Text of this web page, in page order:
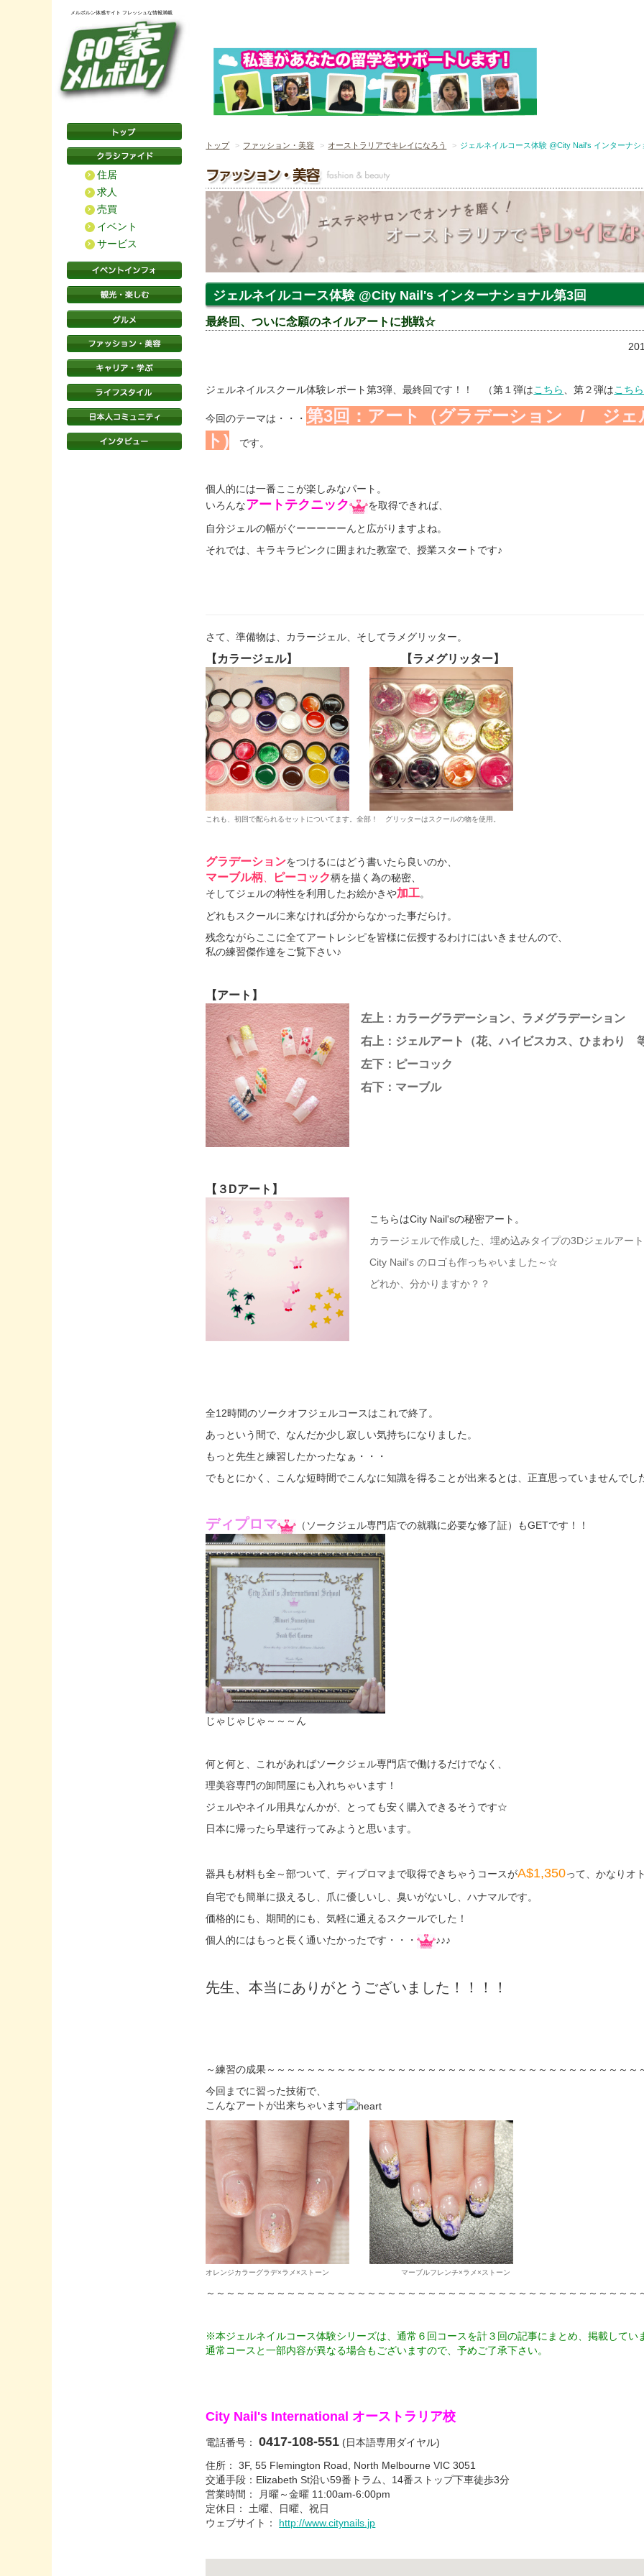
メルボルン体感サイト フレッシュな情報満載
住居
求人
売買
イベント
サービス
トップ ファッション・美容 オーストラリアでキレイになろう ジェルネイルコース体験 @City Nail's インターナシ
ジェルネイルコース体験 @City Nail's インターナショナル第3回
最終回、ついに念願のネイルアートに挑戦☆
ジェルネイルスクール体験レポート第3弾、最終回です！！ （第１弾はこちら、第２弾はこちら
今回のテーマは・・・ 第3回：アート（グラデーション / ジェ
ト) です。
個人的には一番ここが楽しみなパート。
いろんなアートテクニック
を取得できれば、
自分ジェルの幅がぐーーーーーんと広がりますよね。
それでは、キラキラピンクに囲まれた教室で、授業スタートです♪
さて、準備物は、カラージェル、そしてラメグリッター。
【カラージェル】 【ラメグリッター】
これも、初回で配られるセットについてます。全部！ グリッターはスクールの物を使用。
グラデーションをつけるにはどう書いたら良いのか、
マーブル柄、 ピーコック柄を描く為の秘密、
そしてジェルの特性を利用したお絵かきや加工。
どれもスクールに来なければ分からなかった事だらけ。
残念ながらここに全てアートレシピを皆様に伝授するわけにはいきませんので、
私の練習傑作達をご覧下さい♪
【アート】
左上： カラーグラデーション、ラメグラデーション
右上： ジェルアート（花、ハイビスカス、ひまわり
左下： ピーコック
右下：マーブル
【３Dアート】
こちらはCity Nail'sの秘密アート。
カラージェルで作成した、埋め込みタイプの3Dジェルアート
City Nail's のロゴも作っちゃいました～☆
どれか、分かりますか？？
全12時間のソークオフジェルコースはこれで終了。
あっという間で、なんだか少し寂しい気持ちになりました。
もっと先生と練習したかったなぁ・・・
でもとにかく、こんな短時間でこんなに知識を得ることが出来るとは、正直思っていませんでし
ディプロマ （ソークジェル専門店での就職に必要な修了証）もGETです！！
じゃじゃじゃ～～～ん
何と何と、これがあればソークジェル専門店で働けるだけでなく、
理美容専門の卸問屋にも入れちゃいます！
ジェルやネイル用具なんかが、とっても安く購入できるそうです☆
日本に帰ったら早速行ってみようと思います。
器具も材料も全～部ついて、ディプロマまで取得できちゃうコースがA$1,350って、かなりオ
自宅でも簡単に扱えるし、爪に優しいし、臭いがないし、ハナマルです。
価格的にも、期間的にも、気軽に通えるスクールでした！
個人的にはもっと長く通いたかったです・・・
♪♪♪
先生、本当にありがとうございました！！！！
～練習の成果～～～～～～～～～～～～～～～～～～～～～～～～～～～～～～～～～～～～～
今回までに習った技術で、
こんなアートが出来ちゃいます
オレンジカラーグラデ×ラメ×ストーン マーブルフレンチ×ラメ×ストーン
～～～～～～～～～～～～～～～～～～～～～～～～～～～～～～～～～～～～～～～～～～～
※本ジェルネイルコース体験シリーズは、通常６回コースを計３回の記事にまとめ、掲載してい
通常コースと一部内容が異なる場合もございますので、予めご了承下さい。
City Nail's International オーストラリア校
電話番号：0417-108-551 (日本語専用ダイヤル)
住所： 3F, 55 Flemington Road, North Melbourne VIC 3051
交通手段：Elizabeth St沿い59番トラム、14番ストップ下車徒歩3分
営業時間： 月曜～金曜 11:00am-6:00pm
定休日： 土曜、日曜、祝日
ウェブサイト： http://www.citynails.jp